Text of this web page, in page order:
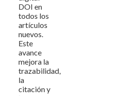
DOI en
todos los
artículos
nuevos.
Este
avance
mejora la
trazabilidad,
la
citación y